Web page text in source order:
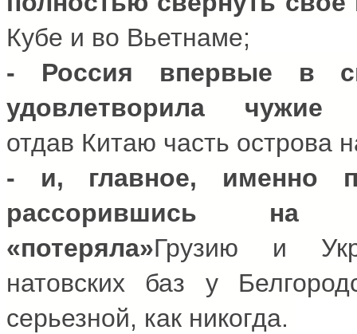
Кубе и во Вьетнаме;
- Россия впервые в
удовлетворила чужие
отдав Китаю часть острова
- и, главное, именно
рассорившись на
«потеряла»Грузию и
натовских баз у
серьезной, как никогда.